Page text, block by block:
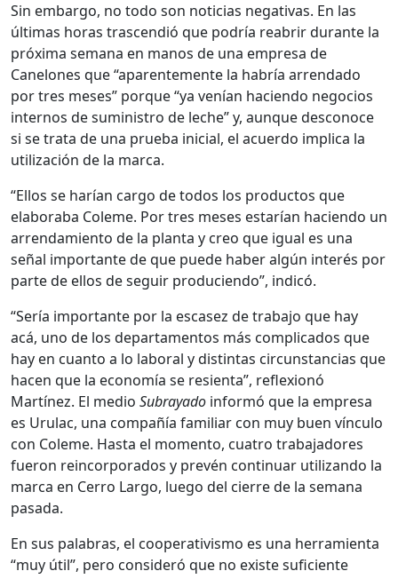
Sin embargo, no todo son noticias negativas. En las
últimas horas trascendió que podría reabrir durante la
próxima semana en manos de una empresa de
Canelones que “aparentemente la habría arrendado
por tres meses” porque “ya venían haciendo negocios
internos de suministro de leche” y, aunque desconoce
si se trata de una prueba inicial, el acuerdo implica la
utilización de la marca.
“Ellos se harían cargo de todos los productos que
elaboraba Coleme. Por tres meses estarían haciendo un
arrendamiento de la planta y creo que igual es una
señal importante de que puede haber algún interés por
parte de ellos de seguir produciendo”, indicó.
“Sería importante por la escasez de trabajo que hay
acá, uno de los departamentos más complicados que
hay en cuanto a lo laboral y distintas circunstancias que
hacen que la economía se resienta”, reflexionó
Martínez. El medio Subrayado informó que la empresa
es Urulac, una compañía familiar con muy buen vínculo
con Coleme. Hasta el momento, cuatro trabajadores
fueron reincorporados y prevén continuar utilizando la
marca en Cerro Largo, luego del cierre de la semana
pasada.
En sus palabras, el cooperativismo es una herramienta
“muy útil”, pero consideró que no existe suficiente